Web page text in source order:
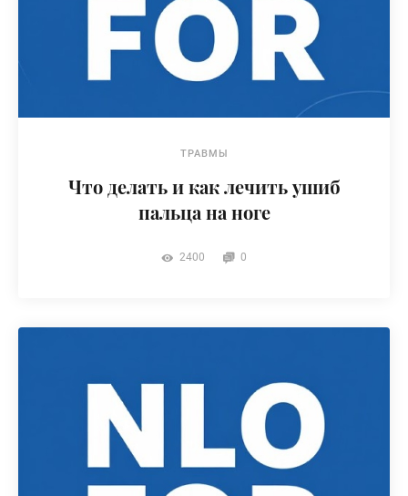
ТРАВМЫ
Что делать и как лечить ушиб
пальца на ноге
2400 0